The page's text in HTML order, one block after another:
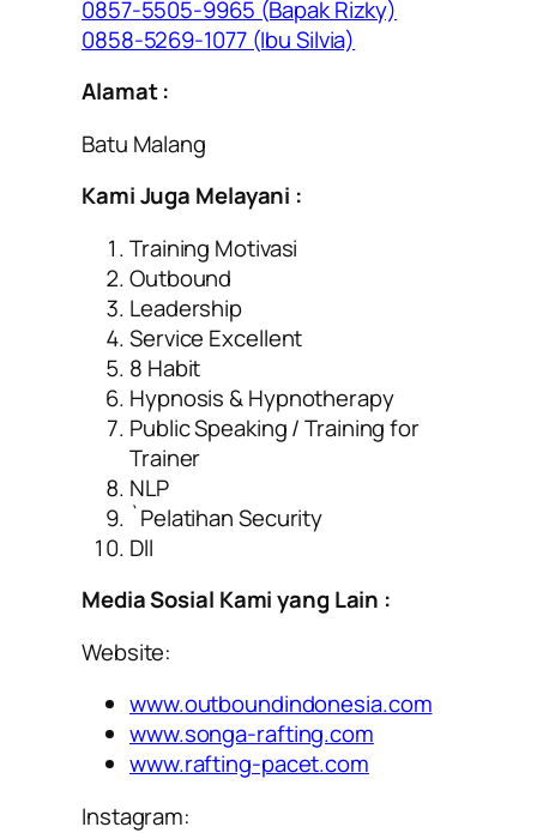
0857-5505-9965 (Bapak Rizky)
0858-5269-1077 (Ibu Silvia)
Alamat :
Batu Malang
Kami Juga Melayani :
Training Motivasi
Outbound
Leadership
Service Excellent
8 Habit
Hypnosis & Hypnotherapy
Public Speaking / Training for
Trainer
NLP
`Pelatihan Security
Dll
Media Sosial Kami yang Lain :
Website:
www.outboundindonesia.com
www.songa-rafting.com
www.rafting-pacet.com
Instagram: